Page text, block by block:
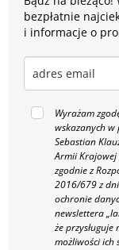
bezpłatnie
i informacje o
Wyrażam
wskazanych w
Sebastian
Armii
zgodnie z
2016/679 z
ochronie
newslettera
że
możliwości